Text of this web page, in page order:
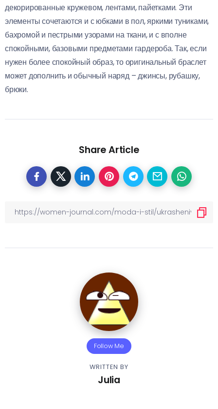
декорированные кружевом, лентами, пайетками. Эти
элементы сочетаются и с юбками в пол, яркими туниками,
бахромой и пестрыми узорами на ткани, и с вполне
спокойными, базовыми предметами гардероба. Так, если
нужен более спокойный образ, то оригинальный браслет
может дополнить и обычный наряд – джинсы, рубашку,
брюки.
Share Article
Follow Me
WRITTEN BY
Julia